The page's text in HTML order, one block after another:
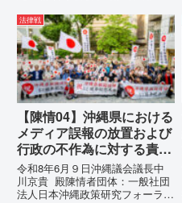
（EMRIP）の各会合において行
われた、沖縄・琉球の先住民族指
定、PFAS（有機フッ素化合物）
問題、米軍基地、伝統文化（...
法律戦
【陳情04】沖縄県における
メディア誤報の放置および
行政の不作為に対する責任
追及と再発防止策を求める
陳情
令和8年6月９日沖縄議会議長中
川京貴 殿陳情者団体：一般社団
法人日本沖縄政策研究フォーラム